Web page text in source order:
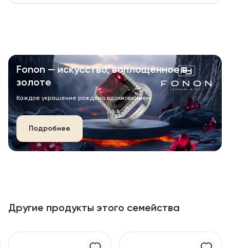
Fonon — искусство, воплощённое в
золоте
Каждое украшение рождено вдохновением.
Подробнее
Другие продукты этого семейства